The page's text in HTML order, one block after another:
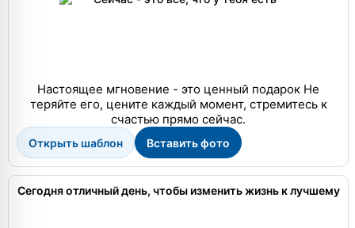
Настоящее мгновение - это ценный подарок Не
теряйте его, цените каждый момент, стремитесь к
счастью прямо сейчас.
Открыть шаблон Вставить фото
Сегодня отличный день, чтобы изменить жизнь к лучшему